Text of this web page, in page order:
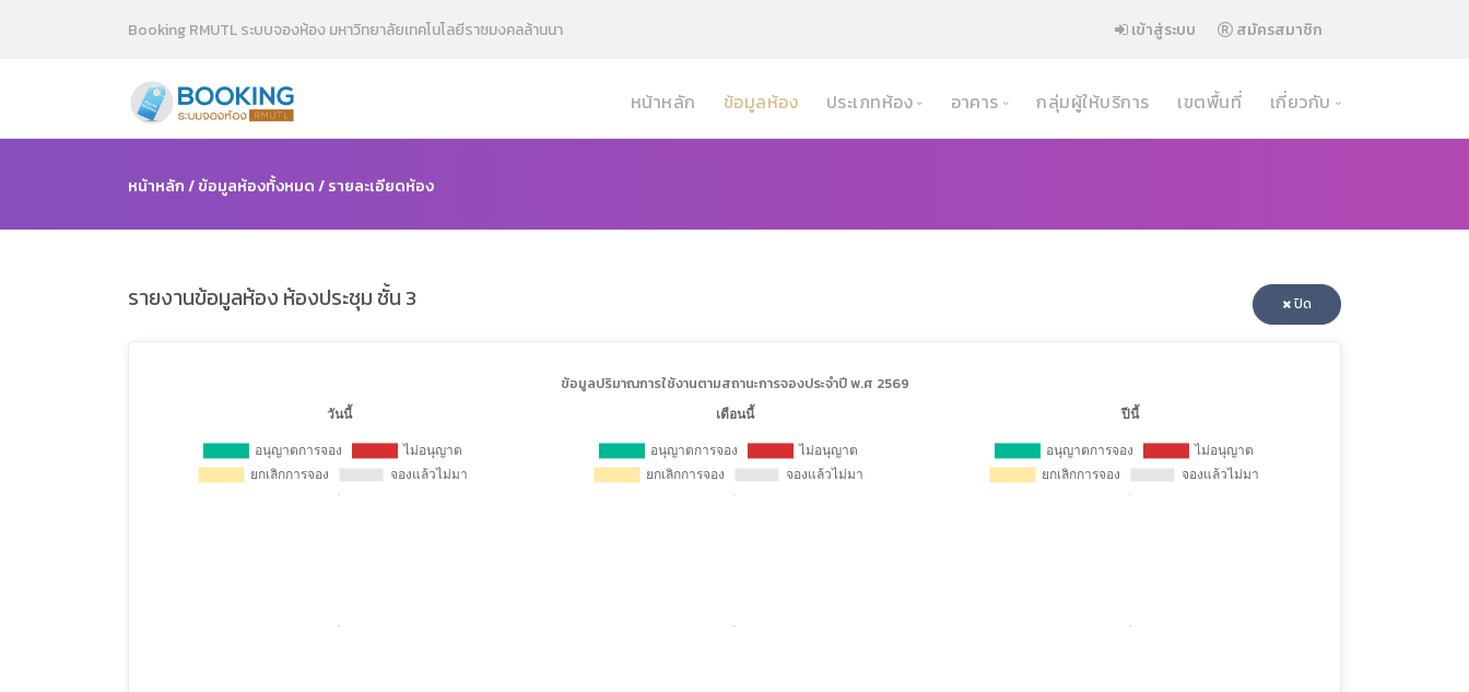
Booking RMUTL ระบบจองห้อง มหาวิทยาลัยเทคโนโลยีราชมงคลล้านนา เข้าสู่ระบบ สมัครสมาชิก
หน้าหลัก ข้อมูลห้อง ประเภทห้อง
ห้องกีฬา
ห้องสตูดิโอ
ห้องปฎิบัติการทางวิทยาศาสตร์
อาคาร กลุ่มผู้ให้บริการ เขตพื้นที่ เกี่ยวกับ
หน้าหลัก/ข้อมูลห้องทั้งหมด/ รายละเอียดห้อง
รายงานข้อมูลห้อง ห้องประชุม ชั้น 3 ปิด
ข้อมูลปริมาณการใช้งานตามสถานะการจองประจำปี พ.ศ 2569